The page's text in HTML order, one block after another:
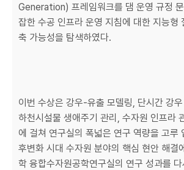
Generation) 프레임워크를 댐 운영 규정
잡한 수공 인프라 운영 지침에 대한 지능형
축 가능성을 탐색하였다.
이번 수상은 강우-유출 모델링, 단시간 강
하천시설물 생애주기 관리, 수자원 인프라
에 걸쳐 연구실의 폭넓은 연구 역량을 고루
후변화 시대 수자원 분야의 핵심 현안 해결
학 융합수자원공학연구실의 연구 성과를 다